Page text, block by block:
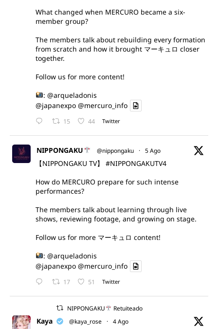
What changed when MERCURO became a six-
member group?
The members talk about rebuilding every formation
from scratch and how it brought マーキュロ closer
together.
Follow us for more content!
: @arqueladonis
@japanexpo @mercuro_info
15 44 Twitter
NIPPONGAKU @nippongaku · 5 Ago
【NIPPONGAKU TV】 #NIPPONGAKUTV4
How do MERCURO prepare for such intense
performances?
The members talk about learning through live
shows, reviewing footage, and growing on stage.
Follow us for more マーキュロ content!
: @arqueladonis
@japanexpo @mercuro_info
17 51 Twitter
NIPPONGAKU Retuiteado
Kaya @kaya_rose · 4 Ago